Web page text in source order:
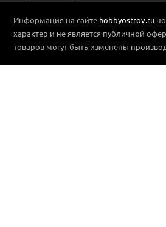
Информация на сайте hobbyostrov.ru
характер и не является публичной
товаров могут быть изменены